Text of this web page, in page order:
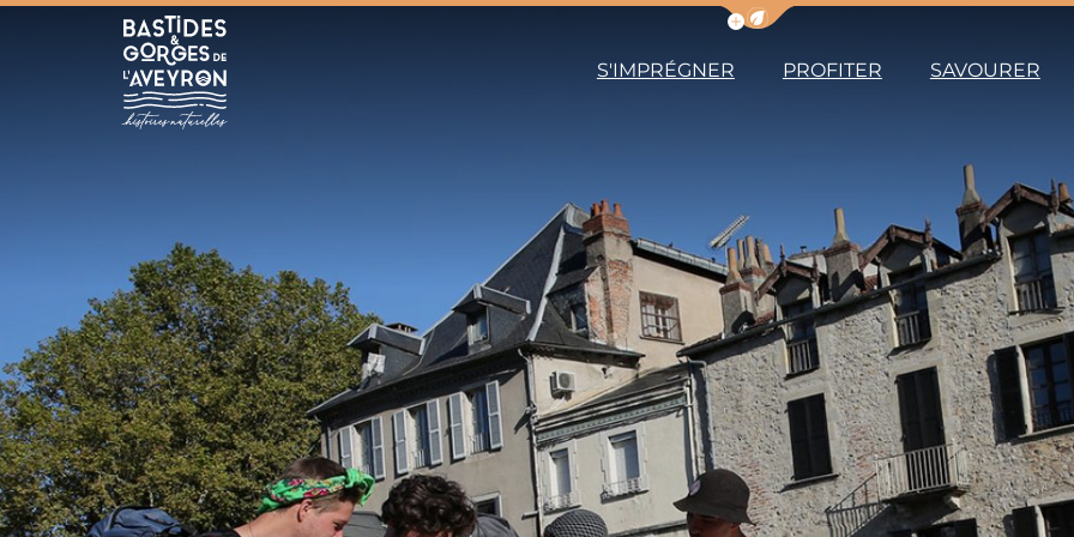
Afficher la barre de navigation du
S'IMPRÉGNER PROFITER SAVOURER